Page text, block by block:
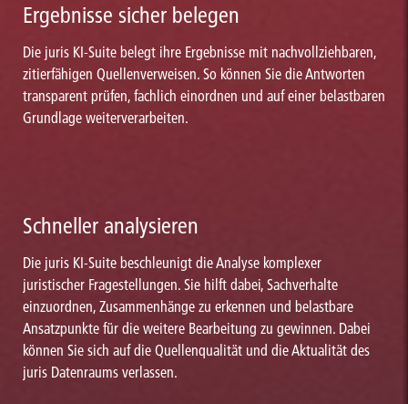
Ergebnisse sicher belegen
Die juris KI-Suite belegt ihre Ergebnisse mit nachvollziehbaren,
zitierfähigen Quellenverweisen. So können Sie die Antworten
transparent prüfen, fachlich einordnen und auf einer belastbaren
Grundlage weiterverarbeiten.
Schneller analysieren
Die juris KI-Suite beschleunigt die Analyse komplexer
juristischer Fragestellungen. Sie hilft dabei, Sachverhalte
einzuordnen, Zusammenhänge zu erkennen und belastbare
Ansatzpunkte für die weitere Bearbeitung zu gewinnen. Dabei
können Sie sich auf die Quellenqualität und die Aktualität des
juris Datenraums verlassen.